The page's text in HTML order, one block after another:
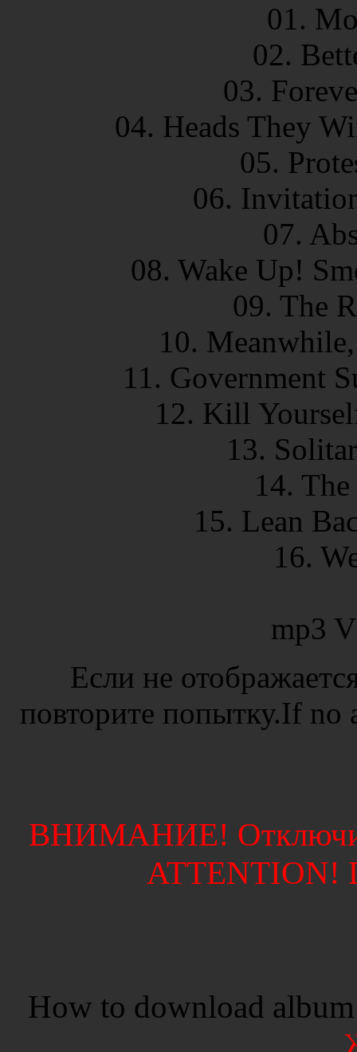
01.
02.
03.
04. Heads They
05.
06.
07.
08. Wake Up!
09. The
10.
11. Government
12. Kill
13.
14.
15. Lean
16.
mp3
Если не
повторите попытку.If
ВНИМАНИЕ!
ATTENTION!
How to download